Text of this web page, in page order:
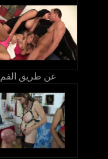
عن طريق الفم